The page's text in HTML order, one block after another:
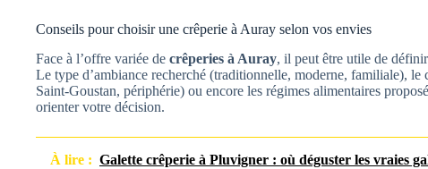
Conseils pour choisir une crêperie à Auray selon vos envies
Face à l’offre variée de crêperies à Auray, il peut être utile de
Le type d’ambiance recherché (traditionnelle, moderne, familiale),
Saint-Goustan, périphérie) ou encore les régimes alimentaires
orienter votre décision.
À lire : Galette crêperie à Pluvigner : où déguster les vraies